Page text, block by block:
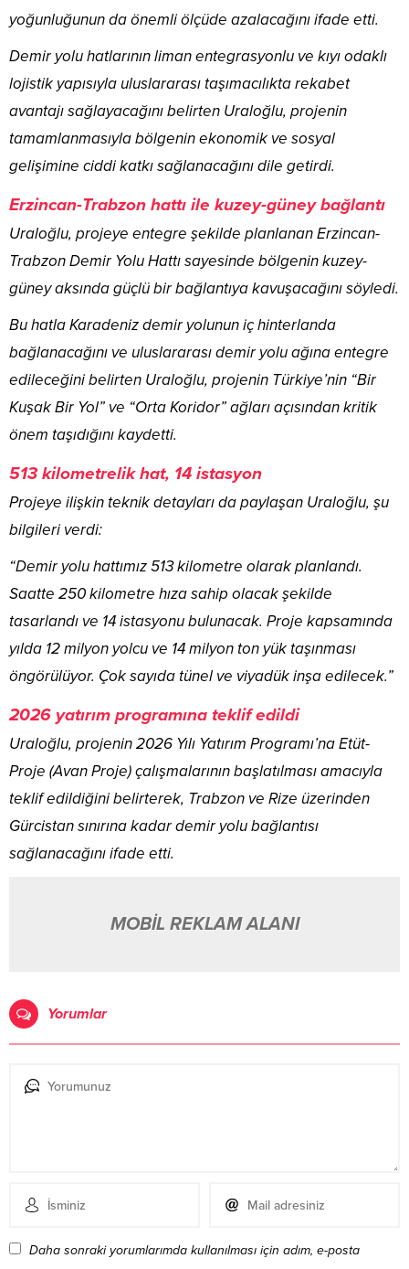
yoğunluğunun da önemli ölçüde azalacağını ifade etti.
Demir yolu hatlarının liman entegrasyonlu ve kıyı odaklı
lojistik yapısıyla uluslararası taşımacılıkta rekabet
avantajı sağlayacağını belirten Uraloğlu, projenin
tamamlanmasıyla bölgenin ekonomik ve sosyal
gelişimine ciddi katkı sağlanacağını dile getirdi.
Erzincan-Trabzon hattı ile kuzey-güney bağlantı
Uraloğlu, projeye entegre şekilde planlanan Erzincan-
Trabzon Demir Yolu Hattı sayesinde bölgenin kuzey-
güney aksında güçlü bir bağlantıya kavuşacağını söyledi.
Bu hatla Karadeniz demir yolunun iç hinterlanda
bağlanacağını ve uluslararası demir yolu ağına entegre
edileceğini belirten Uraloğlu, projenin Türkiye’nin “Bir
Kuşak Bir Yol” ve “Orta Koridor” ağları açısından kritik
önem taşıdığını kaydetti.
513 kilometrelik hat, 14 istasyon
Projeye ilişkin teknik detayları da paylaşan Uraloğlu, şu
bilgileri verdi:
“Demir yolu hattımız 513 kilometre olarak planlandı.
Saatte 250 kilometre hıza sahip olacak şekilde
tasarlandı ve 14 istasyonu bulunacak. Proje kapsamında
yılda 12 milyon yolcu ve 14 milyon ton yük taşınması
öngörülüyor. Çok sayıda tünel ve viyadük inşa edilecek.”
2026 yatırım programına teklif edildi
Uraloğlu, projenin 2026 Yılı Yatırım Programı’na Etüt-
Proje (Avan Proje) çalışmalarının başlatılması amacıyla
teklif edildiğini belirterek, Trabzon ve Rize üzerinden
Gürcistan sınırına kadar demir yolu bağlantısı
sağlanacağını ifade etti.
MOBİL REKLAM ALANI
Yorumlar
Daha sonraki yorumlarımda kullanılması için adım, e-posta